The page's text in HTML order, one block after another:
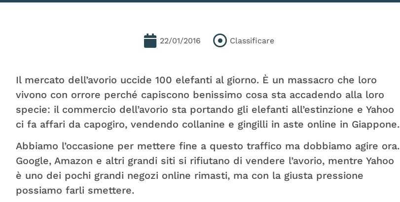
22/01/2016 Classificare
Il mercato dell’avorio uccide 100 elefanti al giorno. È un massacro che loro
vivono con orrore perché capiscono benissimo cosa sta accadendo alla loro
specie: il commercio dell’avorio sta portando gli elefanti all’estinzione e Yahoo
ci fa affari da capogiro, vendendo collanine e gingilli in aste online in Giappone.
Abbiamo l’occasione per mettere fine a questo traffico ma dobbiamo agire ora.
Google, Amazon e altri grandi siti si rifiutano di vendere l’avorio, mentre Yahoo
è uno dei pochi grandi negozi online rimasti, ma con la giusta pressione
possiamo farli smettere.